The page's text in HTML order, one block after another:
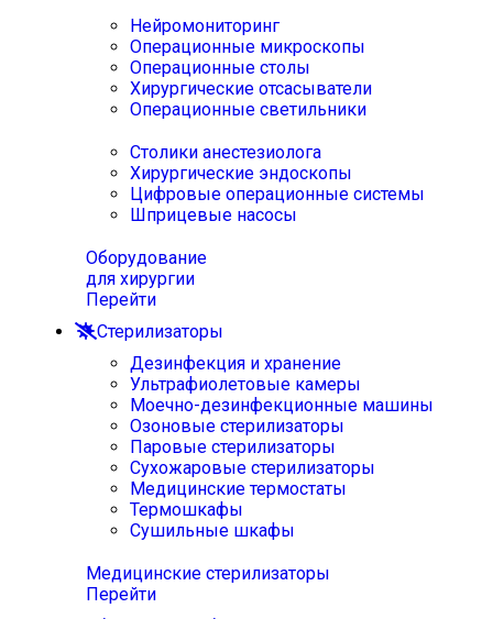
Нейромониторинг
Операционные микроскопы
Операционные столы
Хирургические отсасыватели
Операционные светильники
Столики анестезиолога
Хирургические эндоскопы
Цифровые операционные системы
Шприцевые насосы
Оборудование
для хирургии
Перейти
Стерилизаторы
Дезинфекция и хранение
Ультрафиолетовые камеры
Моечно-дезинфекционные машины
Озоновые стерилизаторы
Паровые стерилизаторы
Сухожаровые стерилизаторы
Медицинские термостаты
Термошкафы
Сушильные шкафы
Медицинские стерилизаторы
Перейти